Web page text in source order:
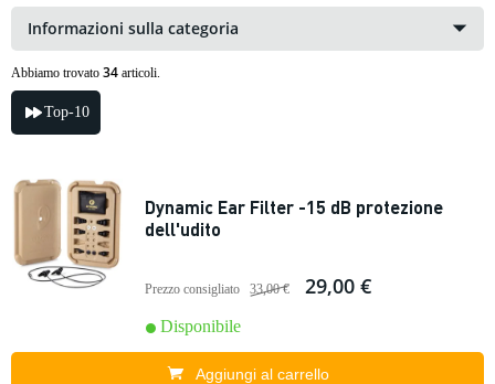
Informazioni sulla categoria
Abbiamo trovato 34 articoli.
Top-10
Dynamic Ear Filter -15 dB protezione
dell'udito
Prezzo consigliato 33,00 € 29,00 €
Disponibile
Aggiungi al carrello